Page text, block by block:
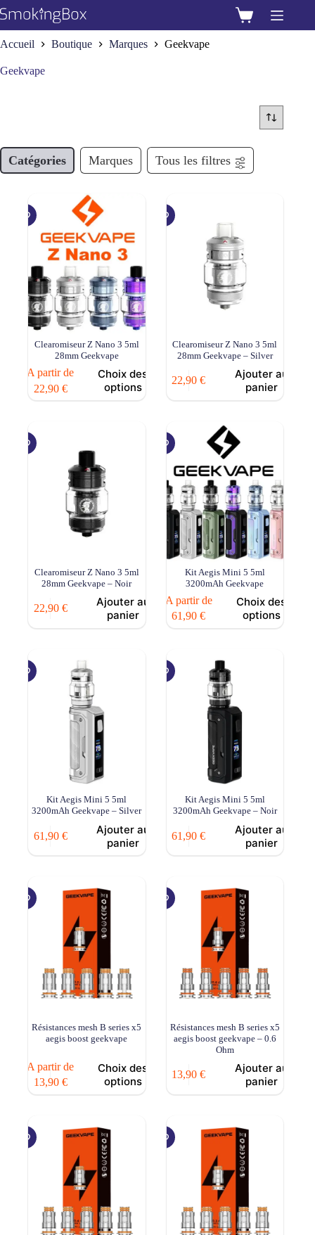
Passer
au
contenu
Panier
d’achat
Accueil
Boutique Marques Geekvape
Geekvape
Catégories Marques Tous les filtres
Clearomiseur Z Nano 3 5ml
28mm Geekvape
A partir de
22,90 €
Choix des
options
Ce
produit
Les
options
Clearomiseur Z Nano 3 5ml
28mm Geekvape – Silver
22,90€
Ajouter au
panier
Clearomiseur Z Nano 3 5ml
28mm Geekvape – Noir
22,90 €
Ajouter au
panier
Kit Aegis Mini 5 5ml
3200mAh Geekvape
A partir de
61,90€
Choix des
options
Ce
produit
Les
options
Kit Aegis Mini 5 5ml
3200mAh Geekvape – Silver
61,90 €
Ajouter au
panier
Kit Aegis Mini 5 5ml
3200mAh Geekvape – Noir
61,90€
Ajouter au
panier
Résistances mesh B series x5
aegis boost geekvape
A partir de
13,90 €
Choix des
options
Ce
produit
Les
options
Résistances mesh B series x5
aegis boost geekvape – 0.6
Ohm
13,90€
Ajouter au
panier